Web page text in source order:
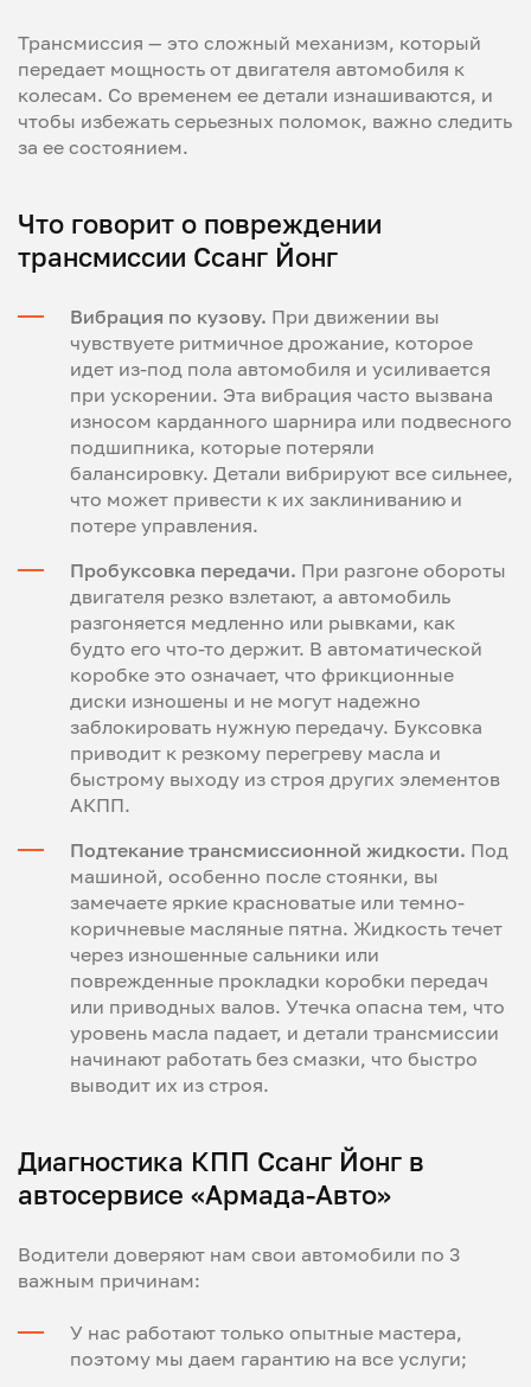
Трансмиссия — это сложный механизм, который
передает мощность от двигателя автомобиля к
колесам. Со временем ее детали изнашиваются, и
чтобы избежать серьезных поломок, важно следить
за ее состоянием.
Что говорит о повреждении
трансмиссии Ссанг Йонг
Вибрация по кузову. При движении вы
чувствуете ритмичное дрожание, которое
идет из-под пола автомобиля и усиливается
при ускорении. Эта вибрация часто вызвана
износом карданного шарнира или подвесного
подшипника, которые потеряли
балансировку. Детали вибрируют все сильнее,
что может привести к их заклиниванию и
потере управления.
Пробуксовка передачи. При разгоне обороты
двигателя резко взлетают, а автомобиль
разгоняется медленно или рывками, как
будто его что-то держит. В автоматической
коробке это означает, что фрикционные
диски изношены и не могут надежно
заблокировать нужную передачу. Буксовка
приводит к резкому перегреву масла и
быстрому выходу из строя других элементов
АКПП.
Подтекание трансмиссионной жидкости. Под
машиной, особенно после стоянки, вы
замечаете яркие красноватые или темно-
коричневые масляные пятна. Жидкость течет
через изношенные сальники или
поврежденные прокладки коробки передач
или приводных валов. Утечка опасна тем, что
уровень масла падает, и детали трансмиссии
начинают работать без смазки, что быстро
выводит их из строя.
Диагностика КПП Ссанг Йонг в
автосервисе «Армада-Авто»
Водители доверяют нам свои автомобили по 3
важным причинам:
У нас работают только опытные мастера,
поэтому мы даем гарантию на все услуги;